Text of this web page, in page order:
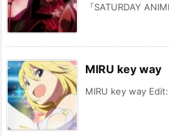
『SATURDAY
MIRU key way
MIRU key way